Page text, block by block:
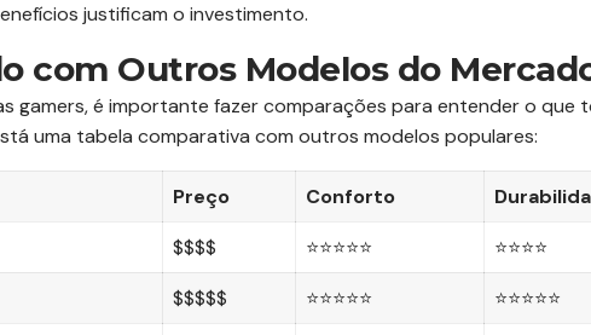
justificam o investimento.
com Outros Modelos do
gamers, é importante fazer comparações para entender o que
uma tabela comparativa com outros modelos populares:
Preço Conforto
$$$$ ⭐⭐⭐⭐⭐ ⭐⭐⭐⭐
$$$$$ ⭐⭐⭐⭐⭐ ⭐⭐⭐⭐⭐